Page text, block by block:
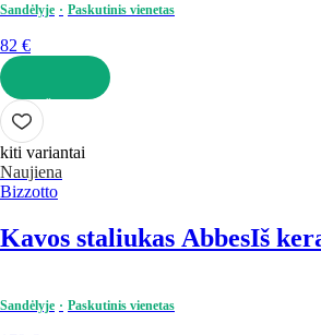
Sandėlyje Paskutinis vienetas
82 €
Į KREPŠELĮ
kiti variantai
Naujiena
Bizzotto
Kavos staliukas AbbesIš
Sandėlyje Paskutinis vienetas